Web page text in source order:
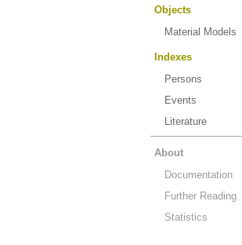
Objects
Material Models
Indexes
Persons
Events
Literature
About
Documentation
Further Reading
Statistics